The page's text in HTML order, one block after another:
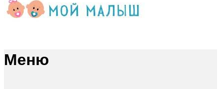
Меню